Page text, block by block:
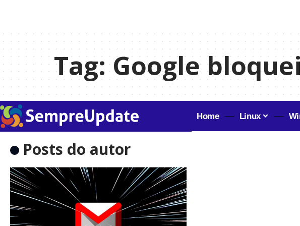
Tag:Google
Home Linux
Posts do autor